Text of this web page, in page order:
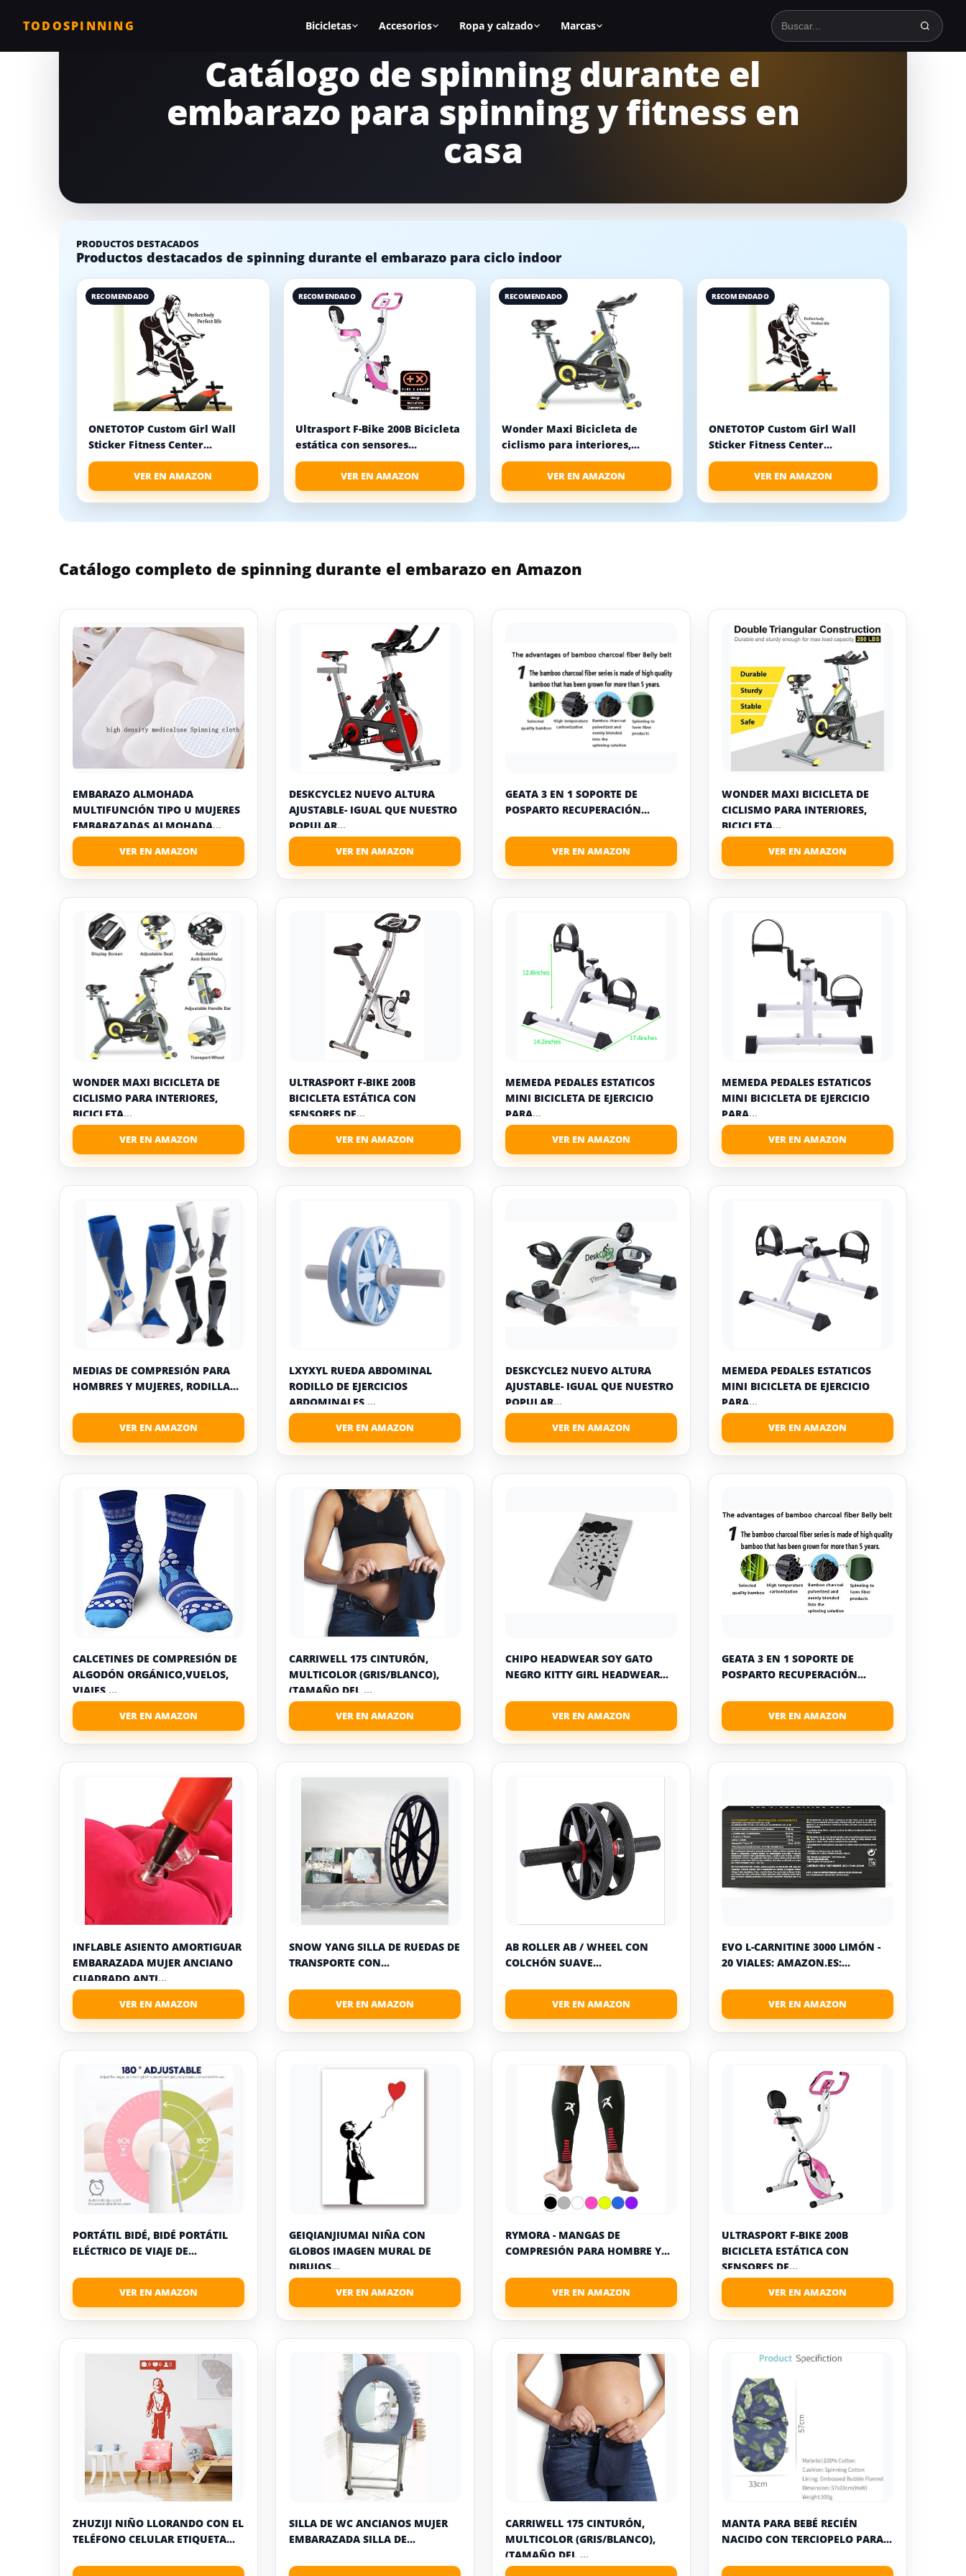
TODOSPINNING Buscar en TodoSpinning
Bicicletas
Todas las bicicletas
Accesorios
Todos los accesorios
Sillines
Ropa y calzado
Zapatillas spinning
Zapatillas mujer
Zapatillas hombre
Mejores zapatillas
Marcas
BH Fitness
Salter
Catálogo de spinning durante el
embarazo para spinning y fitness en
casa
PRODUCTOS DESTACADOS
Productos destacados de spinning durante el embarazo para ciclo indoor
RECOMENDADO
ONETOTOP Custom Girl Wall
Sticker Fitness Center...
VER EN AMAZON
RECOMENDADO
Ultrasport F-Bike 200B Bicicleta
estática con sensores...
VER EN AMAZON
RECOMENDADO
Wonder Maxi Bicicleta de
ciclismo para interiores,...
VER EN AMAZON
RECOMENDADO
ONETOTOP Custom Girl Wall
Sticker Fitness Center...
VER EN AMAZON
Catálogo completo de spinning durante el embarazo en Amazon
EMBARAZO ALMOHADA
MULTIFUNCIÓN TIPO U MUJERES
EMBARAZADAS ALMOHADA...
DESKCYCLE2 NUEVO ALTURA
AJUSTABLE- IGUAL QUE NUESTRO
POPULAR...
GEATA 3 EN 1 SOPORTE DE
POSPARTO RECUPERACIÓN...
WONDER MAXI BICICLETA DE
CICLISMO PARA INTERIORES,
BICICLETA...
WONDER MAXI BICICLETA DE
CICLISMO PARA INTERIORES,
BICICLETA...
ULTRASPORT F-BIKE 200B
BICICLETA ESTÁTICA CON
SENSORES DE...
MEMEDA PEDALES ESTATICOS
MINI BICICLETA DE EJERCICIO
PARA...
MEMEDA PEDALES ESTATICOS
MINI BICICLETA DE EJERCICIO
PARA...
MEDIAS DE COMPRESIÓN PARA
HOMBRES Y MUJERES, RODILLA...
LXYXYL RUEDA ABDOMINAL
RODILLO DE EJERCICIOS
ABDOMINALES ...
DESKCYCLE2 NUEVO ALTURA
AJUSTABLE- IGUAL QUE NUESTRO
POPULAR...
MEMEDA PEDALES ESTATICOS
MINI BICICLETA DE EJERCICIO
PARA...
CALCETINES DE COMPRESIÓN DE
ALGODÓN ORGÁNICO,VUELOS,
VIAJES ...
CARRIWELL 175 CINTURÓN,
MULTICOLOR (GRIS/BLANCO),
(TAMAÑO DEL ...
CHIPO HEADWEAR SOY GATO
NEGRO KITTY GIRL HEADWEAR...
GEATA 3 EN 1 SOPORTE DE
POSPARTO RECUPERACIÓN...
INFLABLE ASIENTO AMORTIGUAR
EMBARAZADA MUJER ANCIANO
CUADRADO ANTI...
SNOW YANG SILLA DE RUEDAS DE
TRANSPORTE CON...
AB ROLLER AB / WHEEL CON
COLCHÓN SUAVE...
EVO L-CARNITINE 3000 LIMÓN -
20 VIALES: AMAZON.ES:...
PORTÁTIL BIDÉ, BIDÉ PORTÁTIL
ELÉCTRICO DE VIAJE DE...
GEIQIANJIUMAI NIÑA CON
GLOBOS IMAGEN MURAL DE
DIBUJOS...
RYMORA - MANGAS DE
COMPRESIÓN PARA HOMBRE Y...
ULTRASPORT F-BIKE 200B
BICICLETA ESTÁTICA CON
SENSORES DE...
ZHUZIJI NIÑO LLORANDO CON EL
TELÉFONO CELULAR ETIQUETA...
SILLA DE WC ANCIANOS MUJER
EMBARAZADA SILLA DE...
CARRIWELL 175 CINTURÓN,
MULTICOLOR (GRIS/BLANCO),
(TAMAÑO DEL ...
MANTA PARA BEBÉ RECIÉN
NACIDO CON TERCIOPELO PARA...